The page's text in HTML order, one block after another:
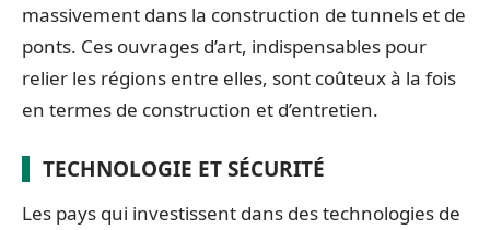
massivement dans la construction de tunnels et de
ponts. Ces ouvrages d’art, indispensables pour
relier les régions entre elles, sont coûteux à la fois
en termes de construction et d’entretien.
TECHNOLOGIE ET SÉCURITÉ
Les pays qui investissent dans des technologies de